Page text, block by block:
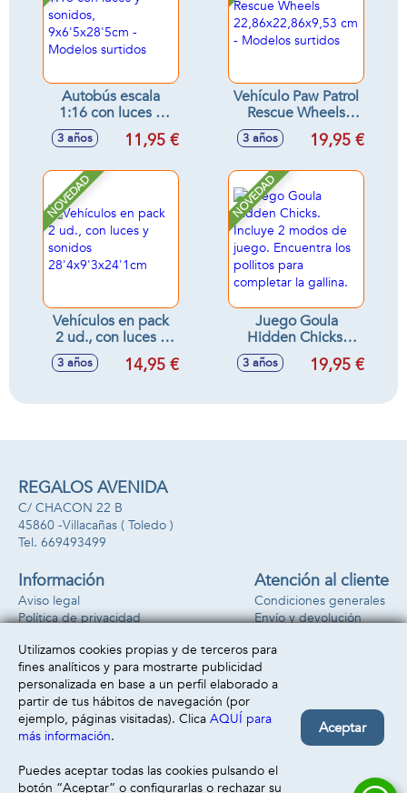
Autobús escala
1:16 con luces y
sonidos,
9x6'5x28'5cm -
3 años 11,95 €
Vehículo Paw Patrol
Rescue Wheels
22,86x22,86x9,53
cm - Modelos
3 años 19,95 €
NOVEDAD
Vehículos en pack
2 ud., con luces y
sonidos
28'4x9'3x24'1cm
3 años 14,95 €
NOVEDAD
Juego Goula
Hidden Chicks.
Incluye 2 modos de
juego. Encuentra
completar la
3 años 19,95 €
REGALOS AVENIDA
C/ CHACON 22 B
45860 -Villacañas ( Toledo )
669493499
Información
Aviso legal
Política de privacidad
Atención al cliente
Condiciones generales
Envío y devolución
Formas de pago
Utilizamos cookies propias y de terceros para
fines analíticos y para mostrarte publicidad
personalizada en base a un perfil elaborado a
partir de tus hábitos de navegación (por
ejemplo, páginas visitadas). Clica AQUÍ para
más información.
Puedes aceptar todas las cookies pulsando el
botón “Aceptar” o configurarlas o rechazar su
Aceptar